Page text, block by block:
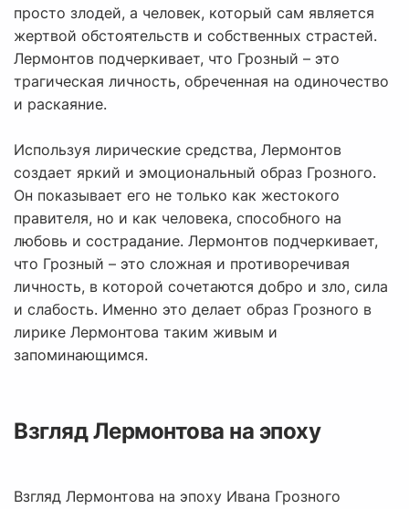
просто злодей, а человек, который сам является
жертвой обстоятельств и собственных страстей.
Лермонтов подчеркивает, что Грозный – это
трагическая личность, обреченная на одиночество
и раскаяние.
Используя лирические средства, Лермонтов
создает яркий и эмоциональный образ Грозного.
Он показывает его не только как жестокого
правителя, но и как человека, способного на
любовь и сострадание. Лермонтов подчеркивает,
что Грозный – это сложная и противоречивая
личность, в которой сочетаются добро и зло, сила
и слабость. Именно это делает образ Грозного в
лирике Лермонтова таким живым и
запоминающимся.
Взгляд Лермонтова на эпоху
Взгляд Лермонтова на эпоху Ивана Грозного